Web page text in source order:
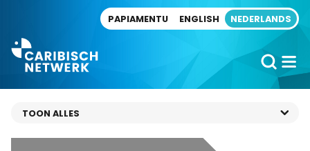
PAPIAMENTU ENGLISH NEDERLANDS